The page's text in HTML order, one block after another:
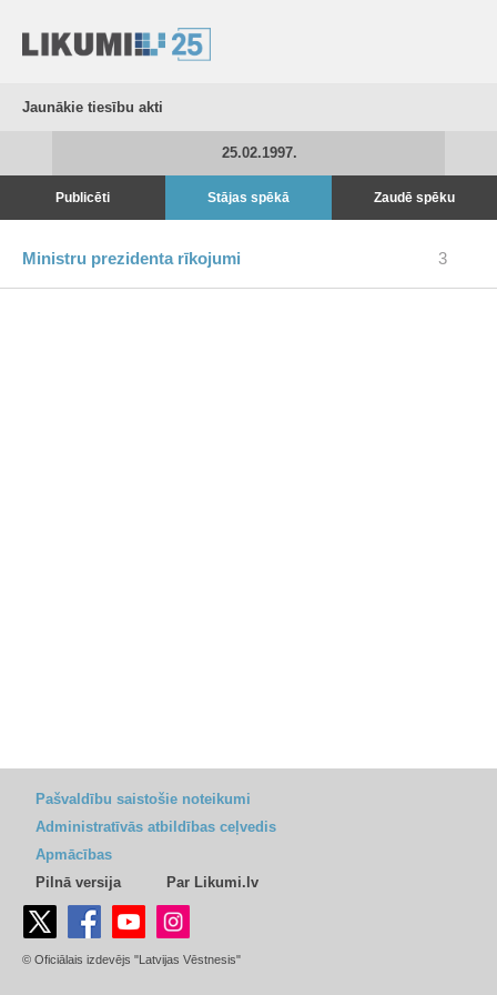
Jaunākie tiesību akti
25.02.1997.
Publicēti Stājas spēkā Zaudē spēku
Ministru prezidenta rīkojumi 3
Pašvaldību saistošie noteikumi
Administratīvās atbildības ceļvedis
Apmācības
Pilnā versija
Par Likumi.lv
© Oficiālais izdevējs "Latvijas Vēstnesis"